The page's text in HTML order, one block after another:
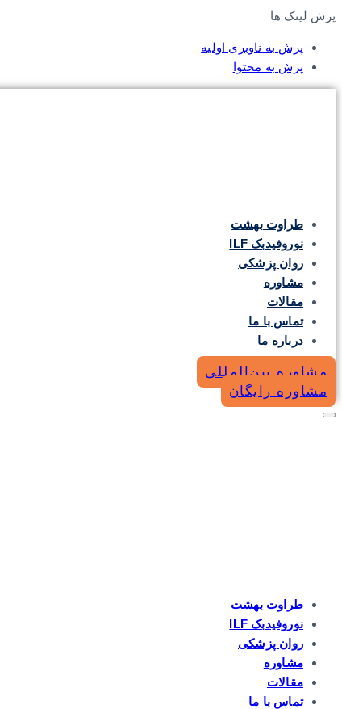
پرش لینک ها
پرش به ناوبری اولیه
پرش به محتوا
طراوت بهشت
نوروفیدبک ILF
روان پزشکی
مشاوره
مقالات
تماس با ما
درباره ما
مشاوره بین‌المللی
مشاوره رایگان
طراوت بهشت
نوروفیدبک ILF
روان پزشکی
مشاوره
مقالات
تماس با ما